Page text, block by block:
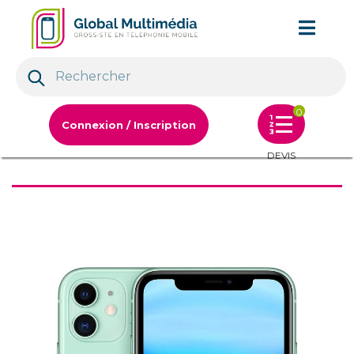
Connexion / Inscription
0
DEVIS